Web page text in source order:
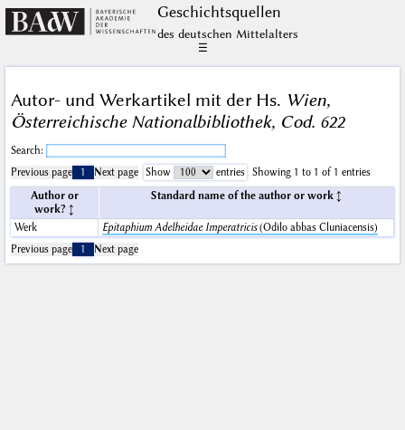
Geschichts­quellen
des deutschen Mittelalters
☰
Autor- und Werkartikel mit der Hs. Wien,
Österreichische Nationalbibliothek, Cod. 622
Search:
Previous page
1 Next page Show entries
Showing 1 to 1 of 1 entries
Author or
work?
Standard name of the author or work
Werk Epitaphium Adelheidae Imperatricis(Odilo abbas Cluniacensis)
Previous page
1 Next page